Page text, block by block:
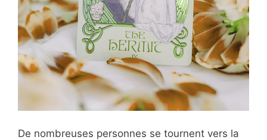
De nombreuses personnes se tournent vers la